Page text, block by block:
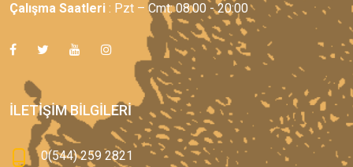
Çalışma Saatleri : Pzt – Cmt: 08:00 - 20:00
İLETIŞIM BILGILERI
0(544) 259 2821